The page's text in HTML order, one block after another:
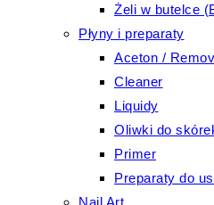
Żeli w butelce
Płyny i preparaty
Aceton /
Cleaner
Liquidy
Oliwki do
Primer
Preparaty do
Nail Art